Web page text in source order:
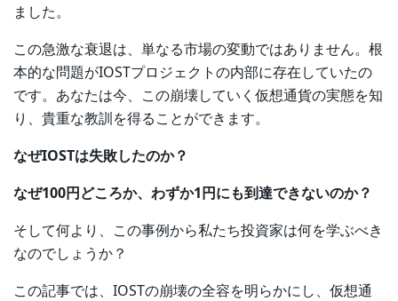
ました。
この急激な衰退は、単なる市場の変動ではありません。根
本的な問題がIOSTプロジェクトの内部に存在していたの
です。あなたは今、この崩壊していく仮想通貨の実態を知
り、貴重な教訓を得ることができます。
なぜIOSTは失敗したのか？
なぜ100円どころか、わずか1円にも到達できないのか？
そして何より、この事例から私たち投資家は何を学ぶべき
なのでしょうか？
この記事では、IOSTの崩壊の全容を明らかにし、仮想通